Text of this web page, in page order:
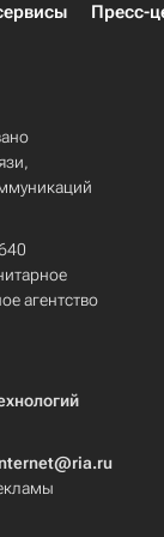
Пресс-
агентство